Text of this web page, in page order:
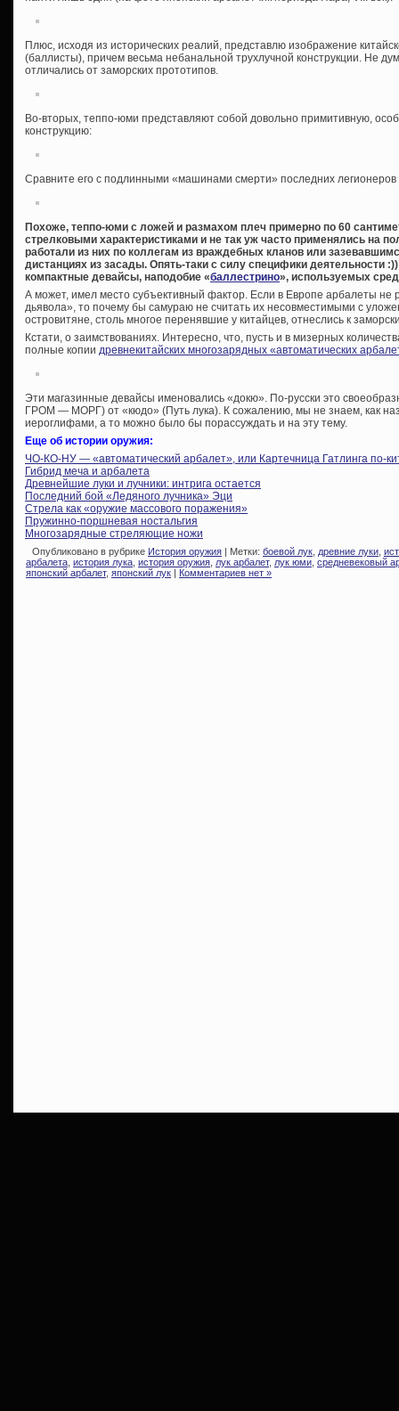
Плюс, исходя из исторических реалий, представлю изображение
(баллисты), причем весьма небанальной трухлучной конструкции. Не
отличались от заморских прототипов.
Во-вторых, теппо-юми представляют собой довольно примитивную,
конструкцию:
Сравните его с подлинными «машинами смерти» последних легионеров
Похоже, теппо-юми с ложей и размахом плеч примерно по 60
стрелковыми характеристиками и не так уж часто применялись на
работали из них по коллегам из враждебных кланов или
дистанциях из засады. Опять-таки с силу специфики деятельности
компактные девайсы, наподобие «баллестрино», используемых
А может, имел место субъективный фактор. Если в Европе арбалеты не
дьявола», то почему бы самураю не считать их несовместимыми с
островитяне, столь многое перенявшие у китайцев, отнеслись к
Кстати, о заимствованиях. Интересно, что, пусть и в мизерных
полные копии древнекитайских многозарядных «автоматических
Эти магазинные девайсы именовались «докю». По-русски это
ГРОМ — МОРГ) от «кюдо» (Путь лука). К сожалению, мы не знаем, как
иероглифами, а то можно было бы порассуждать и на эту тему.
Еще об истории оружия:
ЧО-КО-НУ — «автоматический арбалет», или Картечница Гатлинга по-
Гибрид меча и арбалета
Древнейшие луки и лучники: интрига остается
Последний бой «Ледяного лучника» Эци
Стрела как «оружие массового поражения»
Пружинно-поршневая ностальгия
Многозарядные стреляющие ножи
Опубликовано в рубрике История оружия | Метки: боевой лук древние луки
арбалета история лука история оружия лук арбалет, лук юми средневековый
японский арбалет, японский лук Комментариев нет »